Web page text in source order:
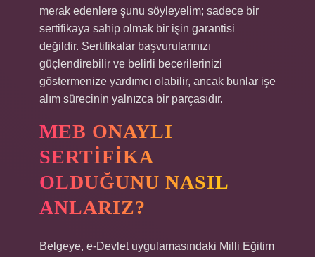
merak edenlere şunu söyleyelim; sadece bir
sertifikaya sahip olmak bir işin garantisi
değildir. Sertifikalar başvurularınızı
güçlendirebilir ve belirli becerilerinizi
göstermenize yardımcı olabilir, ancak bunlar işe
alım sürecinin yalnızca bir parçasıdır.
MEB ONAYLI
SERTIFIKA
OLDUĞUNU NASIL
ANLARIZ?
Belgeye, e-Devlet uygulamasındaki Milli Eğitim